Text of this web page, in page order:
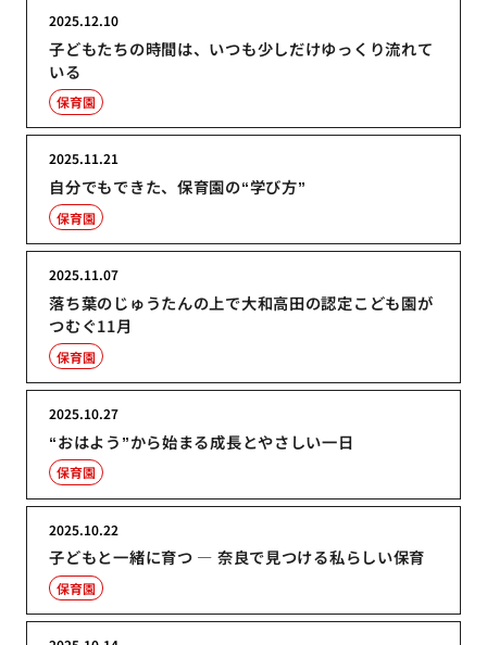
子どもたちの時間は、いつも少しだけゆっくり流れて
いる
2025.12.10
保育園
自分でもできた、保育園の“学び方”
2025.11.21
保育園
落ち葉のじゅうたんの上で大和高田の認定こども園が
つむぐ11月
2025.11.07
保育園
“おはよう”から始まる成長とやさしい一日
2025.10.27
保育園
子どもと一緒に育つ ― 奈良で見つける私らしい保育
2025.10.22
保育園